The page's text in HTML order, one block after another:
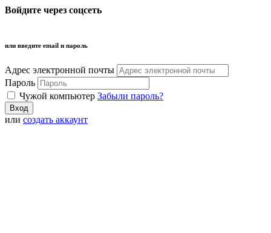
Войдите через соцсеть
или введите email и пароль
Адрес электронной почты
Пароль
Чужой компьютер Забыли пароль?
или создать аккаунт